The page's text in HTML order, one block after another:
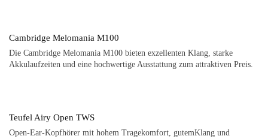
Cambridge Melomania M100
Die Cambridge Melomania M100 bieten exzellenten Klang, starke
Akkulaufzeiten und eine hochwertige Ausstattung zum attraktiven Preis.
Teufel Airy Open TWS
Open-Ear-Kopfhörer mit hohem Tragekomfort, gutemKlang und